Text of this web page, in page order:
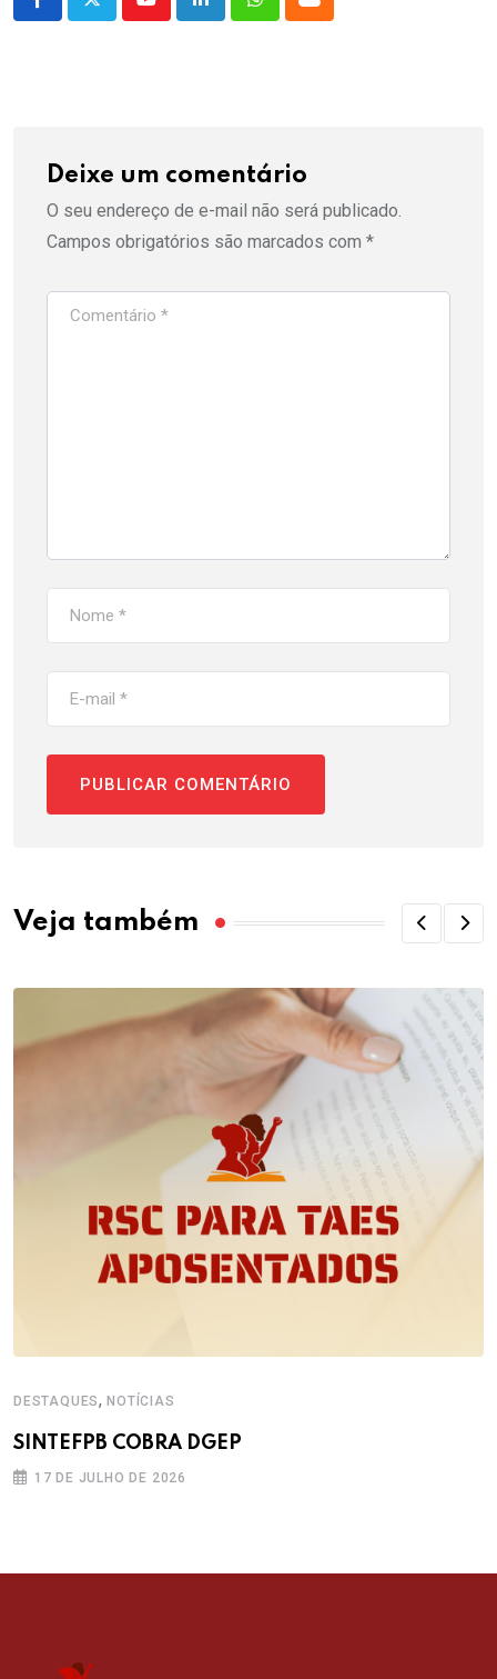
YoutubeLinkedInWhatsappCloud
Deixe um comentário
O seu endereço de e-mail não será publicado.
Campos obrigatórios são marcados com *
Veja também
DESTAQUES,NOTÍCIAS
SINTEFPB COBRA DGEP
17 DE JULHO DE 2026